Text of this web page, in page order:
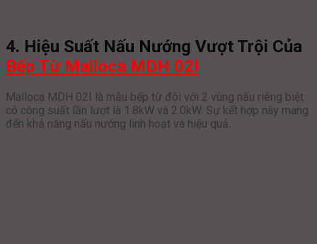
4. Hiệu Suất Nấu Nướng Vượt Trội Của
Bếp Từ Malloca MDH 02I
Malloca MDH 02I là mẫu bếp từ đôi với 2 vùng nấu riêng biệt
có công suất lần lượt là 1.8kW và 2.0kW. Sự kết hợp này mang
đến khả năng nấu nướng linh hoạt và hiệu quả.